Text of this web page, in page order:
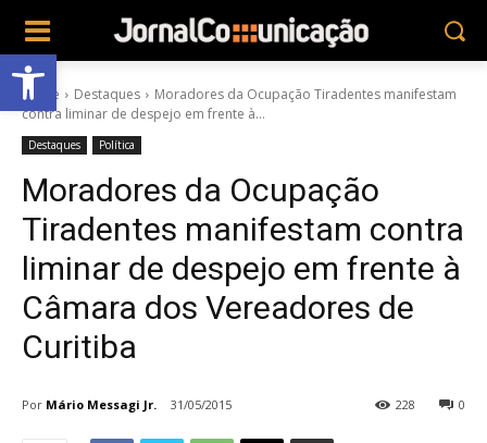
Abrir a barra de ferramentas
Home Destaques
Moradores da Ocupação Tiradentes manifestam
contra liminar de despejo em frente à...
Destaques Política
Moradores da Ocupação
Tiradentes manifestam contra
liminar de despejo em frente à
Câmara dos Vereadores de
Curitiba
Por Mário Messagi Jr. 31/05/2015 0
228